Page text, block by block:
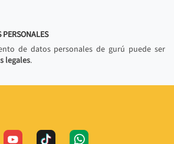
de datos personales de gurú puede ser
legales.